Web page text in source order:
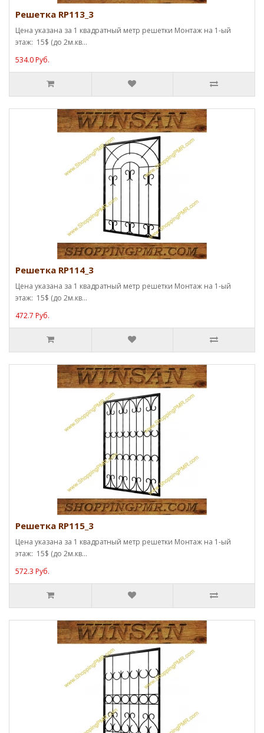
Решетка RP113_3
Цена указана за 1 квадратный метр решетки Монтаж на 1-ый
этаж: 15$ (до 2м.кв...
534.0 Руб.
Решетка RP114_3
Цена указана за 1 квадратный метр решетки Монтаж на 1-ый
этаж: 15$ (до 2м.кв...
472.7 Руб.
Решетка RP115_3
Цена указана за 1 квадратный метр решетки Монтаж на 1-ый
этаж: 15$ (до 2м.кв...
572.3 Руб.